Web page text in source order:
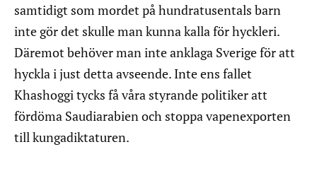
samtidigt som mordet på hundratusentals barn
inte gör det skulle man kunna kalla för hyckleri.
Däremot behöver man inte anklaga Sverige för att
hyckla i just detta avseende. Inte ens fallet
Khashoggi tycks få våra styrande politiker att
fördöma Saudiarabien och stoppa vapenexporten
till kungadiktaturen.